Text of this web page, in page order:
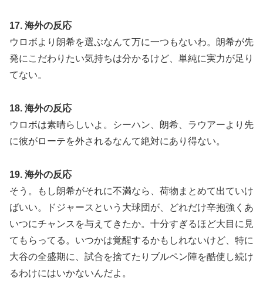
17. 海外の反応
ウロボより朗希を選ぶなんて万に一つもないわ。朗希が先
発にこだわりたい気持ちは分かるけど、単純に実力が足り
てない。
18. 海外の反応
ウロボは素晴らしいよ。シーハン、朗希、ラウアーより先
に彼がローテを外されるなんて絶対にあり得ない。
19. 海外の反応
そう。もし朗希がそれに不満なら、荷物まとめて出ていけ
ばいい。ドジャースという大球団が、どれだけ辛抱強くあ
いつにチャンスを与えてきたか。十分すぎるほど大目に見
てもらってる。いつかは覚醒するかもしれないけど、特に
大谷の全盛期に、試合を捨てたりブルペン陣を酷使し続け
るわけにはいかないんだよ。